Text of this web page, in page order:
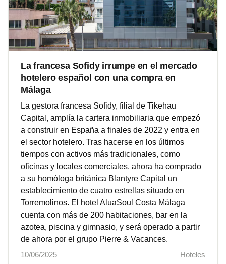
La francesa Sofidy irrumpe en el mercado
hotelero español con una compra en
Málaga
La gestora francesa Sofidy, filial de Tikehau
Capital, amplía la cartera inmobiliaria que empezó
a construir en España a finales de 2022 y entra en
el sector hotelero. Tras hacerse en los últimos
tiempos con activos más tradicionales, como
oficinas y locales comerciales, ahora ha comprado
a su homóloga británica Blantyre Capital un
establecimiento de cuatro estrellas situado en
Torremolinos. El hotel AluaSoul Costa Málaga
cuenta con más de 200 habitaciones, bar en la
azotea, piscina y gimnasio, y será operado a partir
de ahora por el grupo Pierre & Vacances.
10/06/2025
Hoteles